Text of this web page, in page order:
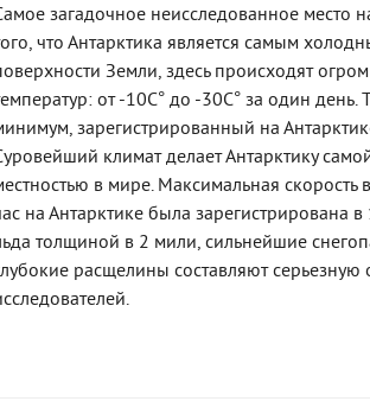
загадочное неисследованное место
что Антарктика является самым
Земли, здесь происходят
от -10C° до -30C° за один день.
зарегистрированный на
климат делает Антарктику
в мире. Максимальная скорость
на Антарктике была зарегистрирована
толщиной в 2 мили, сильнейшие
расщелины составляют серьезную